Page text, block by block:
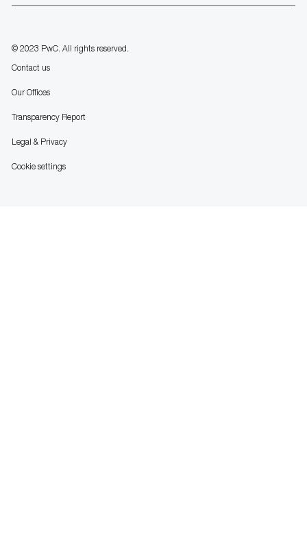
© 2023 PwC. All rights reserved.
Contact us
Our Offices
Transparency Report
Legal & Privacy
Cookie settings